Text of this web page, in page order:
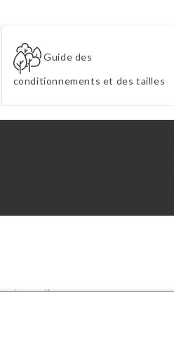
Guide des
conditionnements et des tailles
pdf